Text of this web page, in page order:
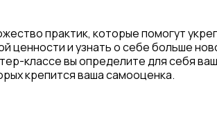
практик, которые помогут
ценности и узнать о себе больше
классе вы определите для себя
крепится ваша самооценка.